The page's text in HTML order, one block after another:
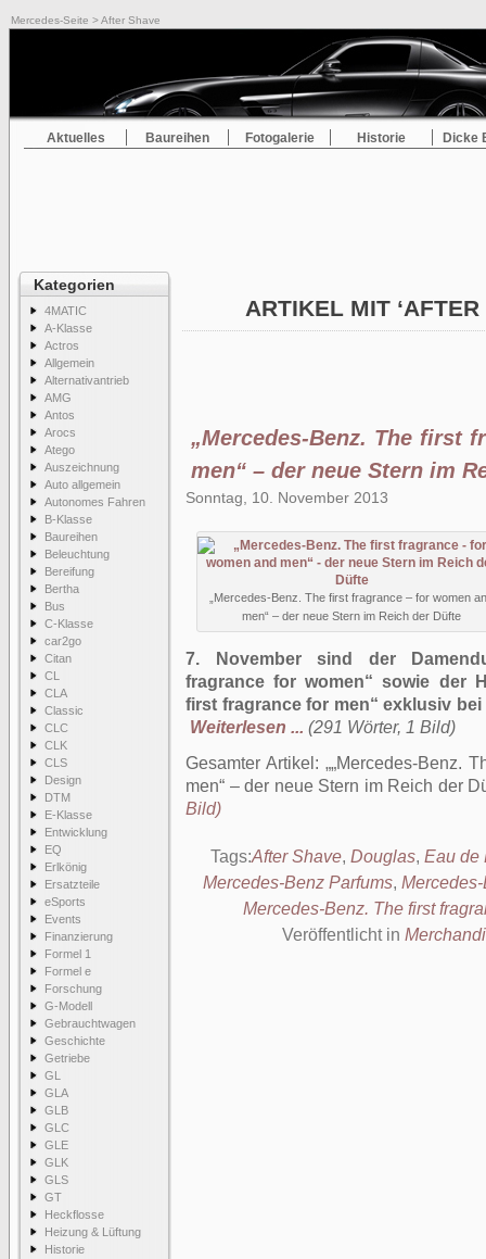
Mercedes-Seite > After Shave
Aktuelles Baureihen Fotogalerie Historie Dicke
Kategorien
4MATIC
A-Klasse
Actros
Allgemein
Alternativantrieb
AMG
Antos
Arocs
Atego
Auszeichnung
Auto allgemein
Autonomes Fahren
B-Klasse
Baureihen
Beleuchtung
Bereifung
Bertha
Bus
C-Klasse
car2go
Citan
CL
CLA
Classic
CLC
CLK
CLS
Design
DTM
E-Klasse
Entwicklung
EQ
Erlkönig
Ersatzteile
eSports
Events
Finanzierung
Formel 1
Formel e
Forschung
G-Modell
Gebrauchtwagen
Geschichte
Getriebe
GL
GLA
GLB
GLC
GLE
GLK
GLS
GT
Heckflosse
Heizung & Lüftung
Historie
ARTIKEL MIT ‘AFTER
„Mercedes-Benz. The first
men“ – der neue Stern im
Sonntag, 10. November 2013
„Mercedes-Benz. The first fragrance – for women
men“ – der neue Stern im Reich der Düfte
7. November sind der
fragrance for women“ sowie der
first fragrance for men“ exklusiv
Weiterlesen ... (291 Wörter, 1 Bild)
Gesamter Artikel: „Mercedes-Benz.
men“ – der neue Stern im Reich der
Bild)
Tags:After Shave, Douglas, Eau de
Mercedes-Benz Parfums,
Mercedes-Benz. The first
Veröffentlicht in